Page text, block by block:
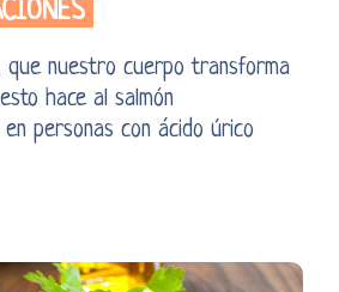
que nuestro cuerpo transforma
hace al salmón
personas con ácido úrico